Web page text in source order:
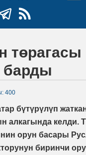
барды
400
бүтүрүлүп
келди.
орун басары
биринчи